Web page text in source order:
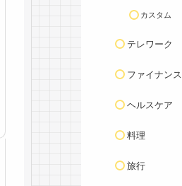
カスタム
テレワーク
ファイナンス
ヘルスケア
料理
旅行